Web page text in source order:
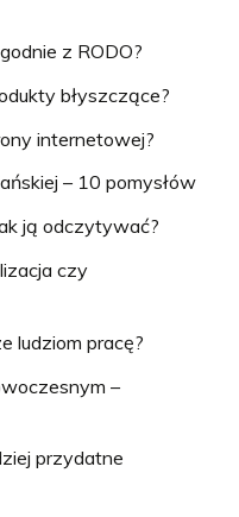
z RODO?
błyszczące?
internetowej?
– 10 pomysłów
ją odczytywać?
czy
ludziom pracę?
–
przydatne